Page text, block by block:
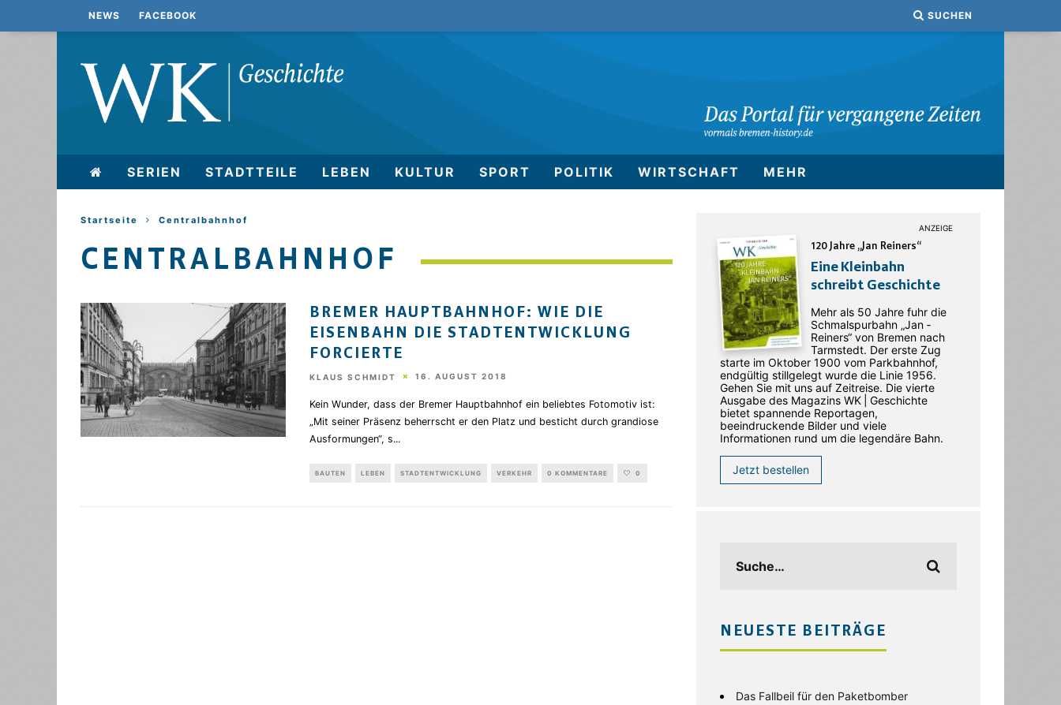
NEWS FACEBOOK SUCHEN
SERIEN STADTTEILE LEBEN KULTUR SPORT POLITIK WIRTSCHAFT MEHR
Startseite Centralbahnhof
CENTRALBAHNHOF
BREMER HAUPTBAHNHOF: WIE DIE
EISENBAHN DIE STADTENTWICKLUNG
FORCIERTE
KLAUS SCHMIDT 16. AUGUST 2018
Kein Wunder, dass der Bremer Hauptbahnhof ein beliebtes Fotomotiv ist:
„Mit seiner Präsenz beherrscht er den Platz und besticht durch grandiose
Ausformungen“, s...
BAUTEN LEBEN STADTENTWICKLUNG VERKEHR 0 KOMMENTARE 0
120 Jahre „Jan Reiners“
Eine Kleinbahn
schreibt Geschichte
Mehr als 50 Jahre fuhr die
Schmalspurbahn „Jan ­
Reiners“ von Bremen nach
Tarmstedt. Der erste Zug
starte im Oktober 1900 vom Parkbahnhof,
endgültig stillgelegt wurde die Linie 1956.
Gehen Sie mit uns auf Zeitreise. Die vierte
Ausgabe des ­Magazins WK | Geschichte
bietet spannende Reportagen,
beeindruckende Bilder und viele
Informationen rund um die legendäre Bahn.
Jetzt bestellen
NEUESTE BEITRÄGE
Das Fallbeil für den Paketbomber